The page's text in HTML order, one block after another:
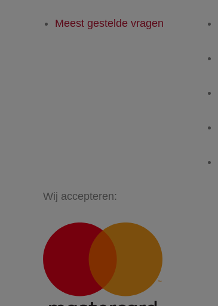
Meest gestelde vragen
Wij accepteren: